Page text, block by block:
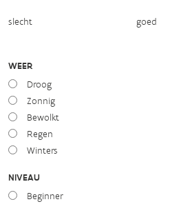
slecht goed
WEER
Droog
Zonnig
Bewolkt
Regen
Winters
NIVEAU
Beginner